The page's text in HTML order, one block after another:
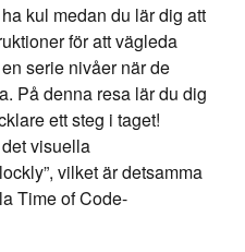
kul medan du lär dig att
för att vägleda
serie nivåer när de
På denna resa lär du dig
ett steg i taget!
visuella
vilket är detsamma
Time of Code-